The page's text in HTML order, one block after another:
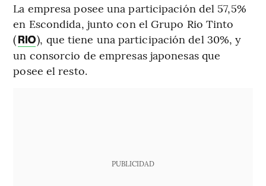
La empresa posee una participación del 57,5%
en Escondida, junto con el Grupo Rio Tinto
(RIO), que tiene una participación del 30%, y
un consorcio de empresas japonesas que
posee el resto.
PUBLICIDAD